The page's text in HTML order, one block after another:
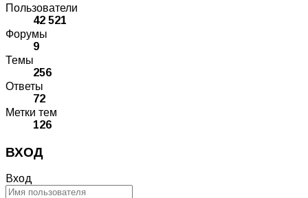
Пользователи
42 521
Форумы
9
Темы
256
Ответы
72
Метки тем
126
ВХОД
Вход